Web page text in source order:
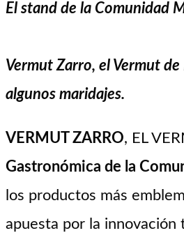
El stand de la Comunidad
Vermut Zarro, el Vermut
algunos maridajes.
VERMUT ZARRO, EL
Gastronómica de la
los productos más
apuesta por la innovación